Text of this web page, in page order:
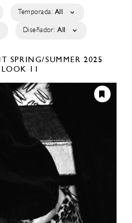
Temporada: All
Diseñador: All
SPRING/SUMMER 2025
LOOK 11